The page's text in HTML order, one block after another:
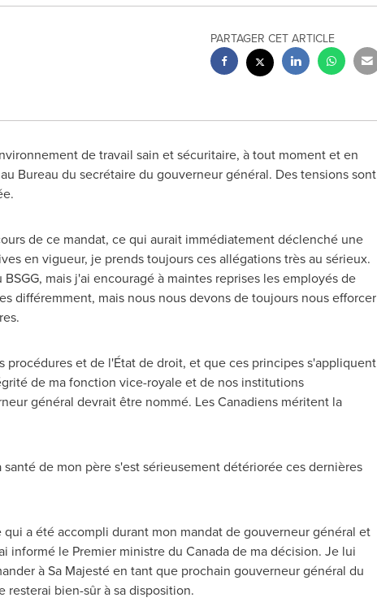
PARTAGER CET ARTICLE
de travail sain et sécuritaire, à tout moment et en
Bureau du secrétaire du gouverneur général. Des tensions sont
de ce mandat, ce qui aurait immédiatement déclenché une
en vigueur, je prends toujours ces allégations très au sérieux.
mais j'ai encouragé à maintes reprises les employés de
différemment, mais nous nous devons de toujours nous efforcer
et de l'État de droit, et que ces principes s'appliquent
de ma fonction vice-royale et de nos institutions
général devrait être nommé. Les Canadiens méritent la
de mon père s'est sérieusement détériorée ces dernières
a été accompli durant mon mandat de gouverneur général et
informé le Premier ministre du Canadade ma décision. Je lui
à Sa Majesté en tant que prochain gouverneur général du
bien-sûr à sa disposition.